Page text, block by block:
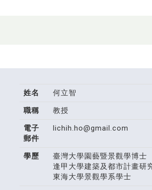
姓名
何立智
職稱
教授
電子
郵件
lichih.ho@gmail.com
學歷
臺灣大學園藝暨景觀學博士
逢甲大學建築及都市計畫研
東海大學景觀學系學士